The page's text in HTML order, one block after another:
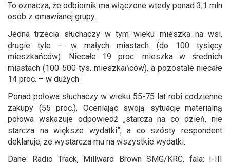
To oznacza, że odbiornik ma włączone wtedy ponad 3,1 mln
osób z omawianej grupy.
Jedna trzecia słuchaczy w tym wieku mieszka na wsi,
drugie tyle – w małych miastach (do 100 tysięcy
mieszkańców). Niecałe 19 proc. mieszka w średnich
miastach (100-500 tys. mieszkańców), a pozostałe niecałe
14 proc. – w dużych.
Ponad połowa słuchaczy w wieku 55-75 lat robi codzienne
zakupy (55 proc.). Oceniając swoją sytuację materialną
połowa wskazuje odpowiedź „starcza na co dzień, nie
starcza na większe wydatki”, a co szósty respondent
deklaruje, że wystarcza mu na wszystkie wydatki.
Dane: Radio Track, Millward Brown SMG/KRC, fala: I-III